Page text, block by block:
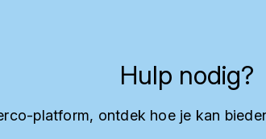
Hulp nodig?
platform, ontdek hoe je kan